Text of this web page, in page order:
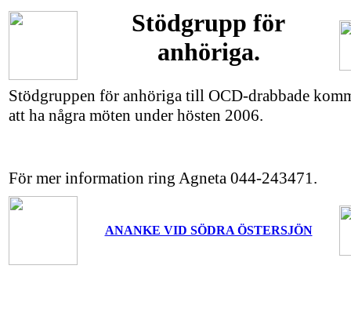
Stödgrupp för
anhöriga.
Stödgruppen för anhöriga till OCD-drabbade
att ha några möten under hösten 2006.
För mer information ring Agneta 044-243471.
ANANKE VID SÖDRA ÖSTERSJÖN